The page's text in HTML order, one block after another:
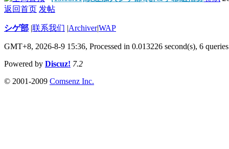
返回首页 发帖
シゲ部 |联系我们 |Archiver|WAP
GMT+8, 2026-8-9 15:36, Processed in 0.013226 second(s), 6 queries
Powered by Discuz! 7.2
© 2001-2009 Comsenz Inc.